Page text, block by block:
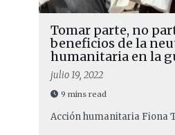
Tomar parte, no
beneficios de la
humanitaria en la
julio 19, 2022
9 mins read
Acción humanitaria Fiona